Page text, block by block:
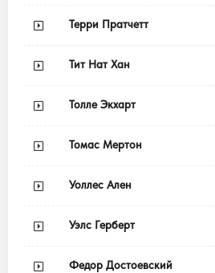
Терри Пратчетт
Тит Нат Хан
Толле Экхарт
Томас Мертон
Уоллес Ален
Уэлс Герберт
Федор Достоевский